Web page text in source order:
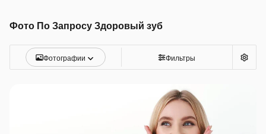
Фото По Запросу Здоровый зуб
Фотографии Фильтры